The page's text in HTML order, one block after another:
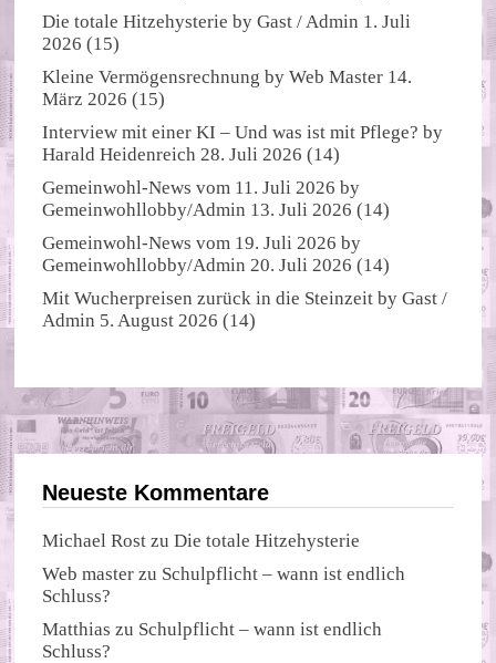
Die totale Hitzehysterie byGast / Admin 1. Juli
2026 (15)
Kleine Vermögensrechnung byWeb Master 14.
März 2026 (15)
Interview mit einer KI – Und was ist mit Pflege? by
Harald Heidenreich 28. Juli 2026 (14)
Gemeinwohl-News vom 11. Juli 2026 by
Gemeinwohllobby/Admin 13. Juli 2026 (14)
Gemeinwohl-News vom 19. Juli 2026 by
Gemeinwohllobby/Admin 20. Juli 2026 (14)
Mit Wucherpreisen zurück in die Steinzeit byGast /
Admin 5. August 2026 (14)
Neueste Kommentare
Michael Rost zuDie totale Hitzehysterie
Web master zu Schulpflicht – wann ist endlich
Schluss?
Matthias zu Schulpflicht – wann ist endlich
Schluss?